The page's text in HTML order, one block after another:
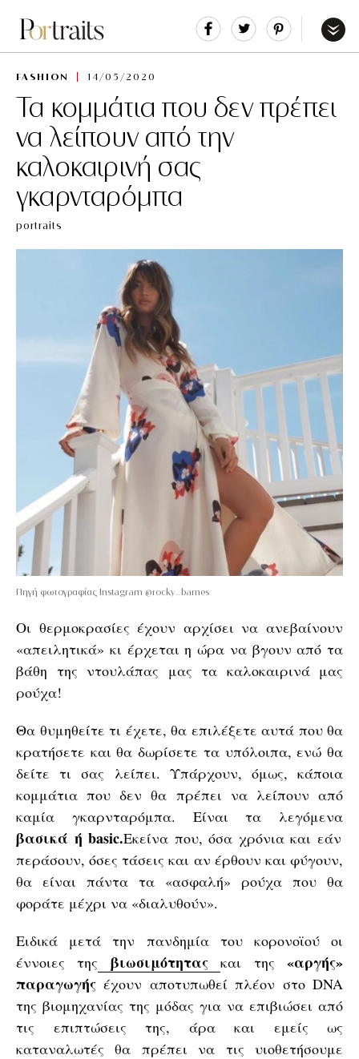
Share Tweet
FASHION 14/05/2020
Τα κομμάτια που δεν πρέπει
να λείπουν από την
καλοκαιρινή σας
γκαρνταρόμπα
portraits
Πηγή φωτογραφίας Instagram @rocky_barnes
Οι θερμοκρασίες έχουν αρχίσει να ανεβαίνουν
«απειλητικά» κι έρχεται η ώρα να βγουν από τα
βάθη της ντουλάπας μας τα καλοκαιρινά μας
ρούχα!
Θα θυμηθείτε τι έχετε, θα επιλέξετε αυτά που θα
κρατήσετε και θα δωρίσετε τα υπόλοιπα, ενώ θα
δείτε τι σας λείπει. Υπάρχουν, όμως, κάποια
κομμάτια που δεν θα πρέπει να λείπουν από
καμία γκαρνταρόμπα. Είναι τα λεγόμενα
βασικά ή basic.Εκείνα που, όσα χρόνια και εάν
περάσουν, όσες τάσεις και αν έρθουν και φύγουν,
θα είναι πάντα τα «ασφαλή» ρούχα που θα
φοράτε μέχρι να «διαλυθούν».
Ειδικά μετά την πανδημία του κορονοϊού οι
έννοιες της
βιωσιμότητας και της«αργής»
παραγωγής έχουν αποτυπωθεί πλέον στο DNA
της βιομηχανίας της μόδας για να επιβιώσει από
τις επιπτώσεις της, άρα και εμείς ως
καταναλωτές θα πρέπει να τις υιοθετήσουμε